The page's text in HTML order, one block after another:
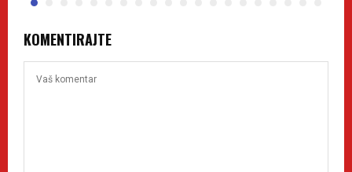
KOMENTIRAJTE